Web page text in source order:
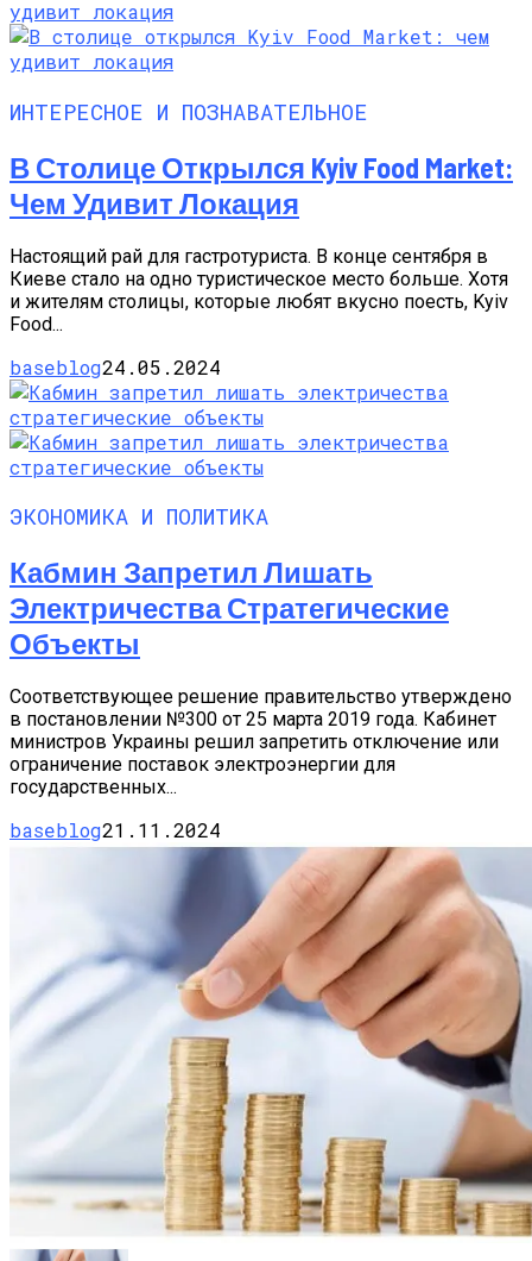
ИНТЕРЕСНОЕ И ПОЗНАВАТЕЛЬНОЕ
В Столице Открылся Kyiv Food Market:
Чем Удивит Локация
Настоящий рай для гастротуриста. В конце сентября в
Киеве стало на одно туристическое место больше. Хотя
и жителям столицы, которые любят вкусно поесть, Kyiv
Food...
baseblog24.05.2024
ЭКОНОМИКА И ПОЛИТИКА
Кабмин Запретил Лишать
Электричества Стратегические
Объекты
Соответствующее решение правительство утверждено
в постановлении №300 от 25 марта 2019 года. Кабинет
министров Украины решил запретить отключение или
ограничение поставок электроэнергии для
государственных...
baseblog21.11.2024